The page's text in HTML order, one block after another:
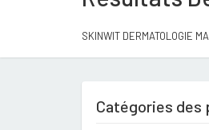
SKINWIT DERMATOLOGIE
Catégories des